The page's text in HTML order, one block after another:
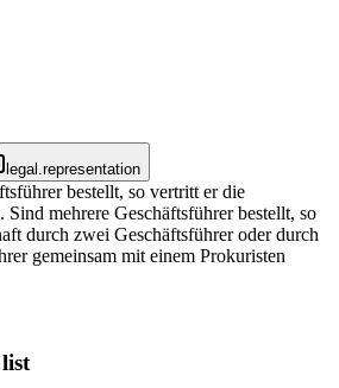
legal.representation
bestellt, so vertritt er die
Sind mehrere Geschäftsführer bestellt, so
durch zwei Geschäftsführer oder durch
gemeinsam mit einem Prokuristen